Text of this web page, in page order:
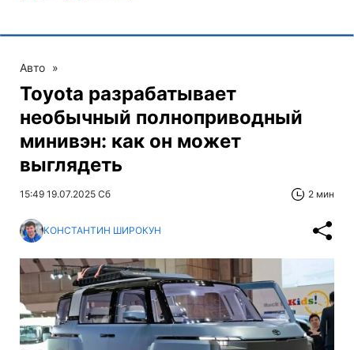
Авто »
Toyota разрабатывает
необычный полноприводный
минивэн: как он может
выглядеть
15:49 19.07.2025 Сб 2 мин
КОНСТАНТИН ШИРОКУН